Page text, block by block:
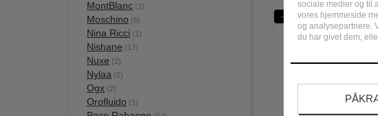
sociale medier og til
vores hjemmeside
og analysepartnere.
du har givet dem,
MontBlanc (1)
Moschino (6)
Nina Ricci (1)
Nishane (17)
Nuxe (2)
Nylaa (2)
Ogx (2)
Orofluido (1)
-56%